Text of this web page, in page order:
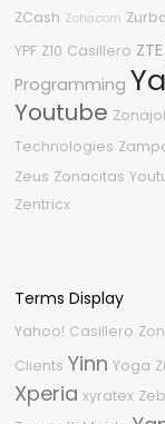
ZCash Zoho.com
YPF Z10 Casillero ZTE
Programming
Youtube
Technologies
Zeus Zonacitas
Zentricx
Terms Display
Yahoo! Casillero
Clients Yinn Yoga
Xperia xyratex